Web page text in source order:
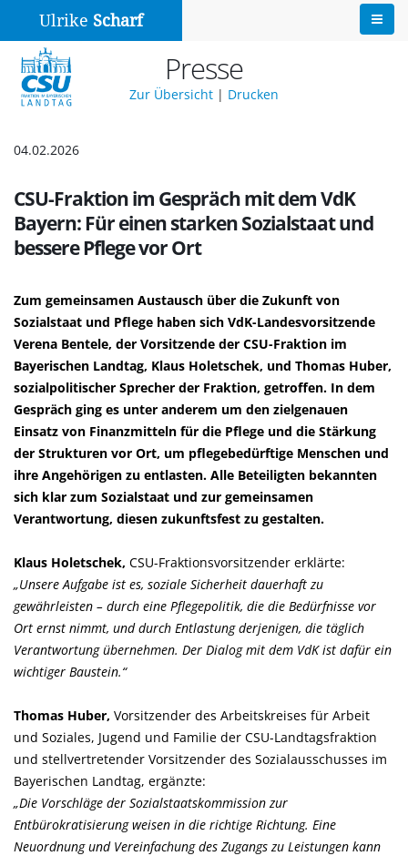
Ulrike Scharf
Presse
Zur Übersicht | Drucken
04.02.2026
CSU-Fraktion im Gespräch mit dem VdK
Bayern: Für einen starken Sozialstaat und
bessere Pflege vor Ort
Zum gemeinsamen Austausch über die Zukunft von
Sozialstaat und Pflege haben sich VdK-Landesvorsitzende
Verena Bentele, der Vorsitzende der CSU-Fraktion im
Bayerischen Landtag, Klaus Holetschek, und Thomas Huber,
sozialpolitischer Sprecher der Fraktion, getroffen. In dem
Gespräch ging es unter anderem um den zielgenauen
Einsatz von Finanzmitteln für die Pflege und die Stärkung
der Strukturen vor Ort, um pflegebedürftige Menschen und
ihre Angehörigen zu entlasten. Alle Beteiligten bekannten
sich klar zum Sozialstaat und zur gemeinsamen
Verantwortung, diesen zukunftsfest zu gestalten.
Klaus Holetschek, CSU-Fraktionsvorsitzender erklärte:
Unsere Aufgabe ist es, soziale Sicherheit dauerhaft zu
gewährleisten – durch eine Pflegepolitik, die die Bedürfnisse vor
Ort ernst nimmt, und durch Entlastung derjenigen, die täglich
Verantwortung übernehmen. Der Dialog mit dem VdK ist dafür ein
wichtiger Baustein.“
Thomas Huber, Vorsitzender des Arbeitskreises für Arbeit
und Soziales, Jugend und Familie der CSU-Landtagsfraktion
und stellvertretender Vorsitzender des Sozialausschusses im
Bayerischen Landtag, ergänzte:
Die Vorschläge der Sozialstaatskommission zur
Entbürokratisierung weisen in die richtige Richtung. Eine
Neuordnung und Vereinfachung des Zugangs zu Leistungen kann